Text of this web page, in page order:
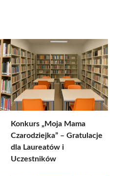
Konkurs „Moja Mama
Czarodziejka” – Gratulacje
dla Laureatów i
Uczestników